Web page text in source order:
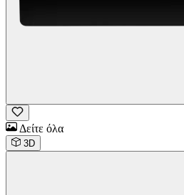
Δείτε όλα
3D